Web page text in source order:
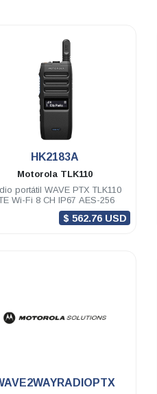
HK2183A
Motorola TLK110
portátil WAVE PTX TLK110
Wi-Fi 8 CH IP67 AES-256
$ 562.76 USD